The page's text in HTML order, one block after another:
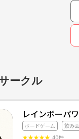
ークル
レインボーパ
ボードゲーム 飲み会
★★★★★ 40件